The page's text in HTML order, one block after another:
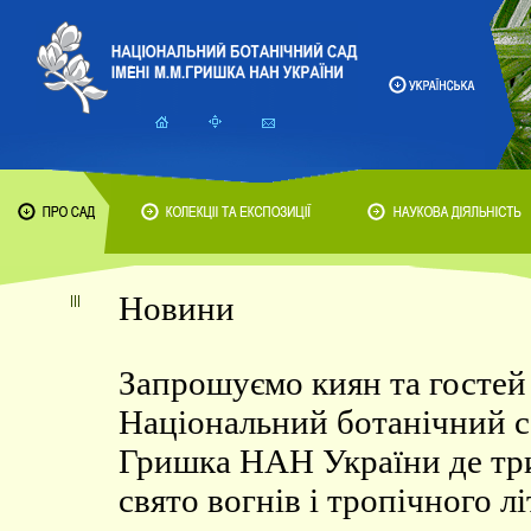
Новини
Запрошуємо киян та гостей
Національний ботанічний
Гришка НАН України де
свято вогнів і тропічного